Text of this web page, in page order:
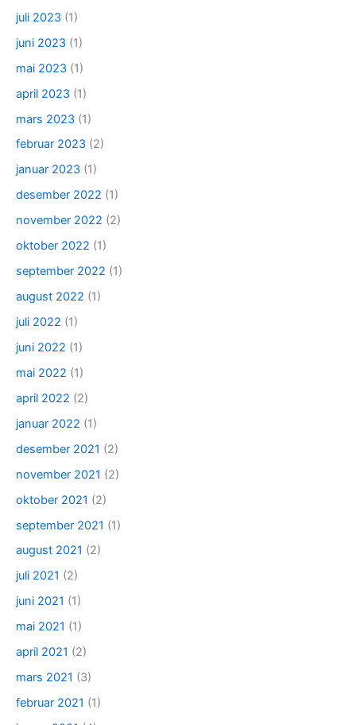
juli 2023 (1)
juni 2023 (1)
mai 2023 (1)
april 2023 (1)
mars 2023 (1)
februar 2023 (2)
januar 2023 (1)
desember 2022 (1)
november 2022 (2)
oktober 2022 (1)
september 2022 (1)
august 2022 (1)
juli 2022 (1)
juni 2022 (1)
mai 2022 (1)
april 2022 (2)
januar 2022 (1)
desember 2021 (2)
november 2021 (2)
oktober 2021 (2)
september 2021 (1)
august 2021 (2)
juli 2021 (2)
juni 2021 (1)
mai 2021 (1)
april 2021 (2)
mars 2021 (3)
februar 2021 (1)